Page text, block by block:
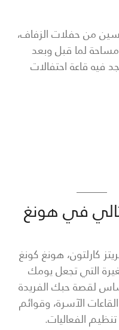
من حفلات الزفاف،
توفر قاعات الاحتفالات جيد I وII مساحة لما قبل وبعد
فيه قاعة احتفالات
في هونغ
كارلتون، هونغ كونغ
التي تجعل يومك
لقصة حبك الفريدة
الآسرة، وقوائم
الفعاليات.